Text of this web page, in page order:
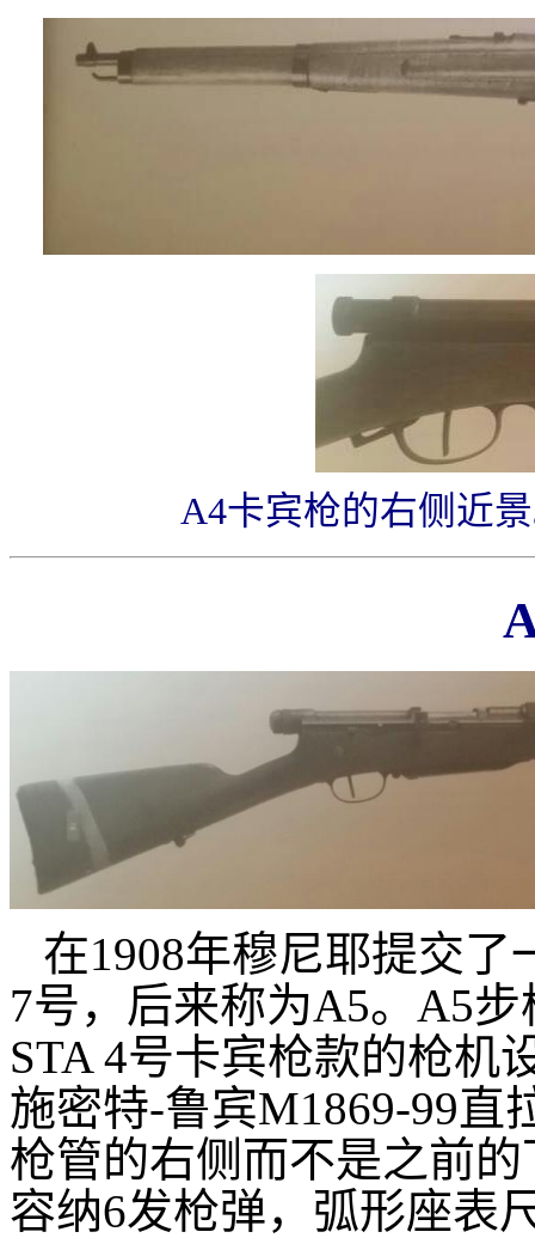
A4卡宾枪的右侧近
在1908年穆尼耶提交了
7号，后来称为A5。A5
STA 4号卡宾枪款的枪机
施密特-鲁宾M1869-99直
枪管的右侧而不是之前
容纳6发枪弹，弧形座表